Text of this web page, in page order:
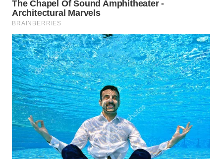
WN
BOGOR
WN
DEPOK
WN
TAPANULI
UTARA
WN
SAMOSIR